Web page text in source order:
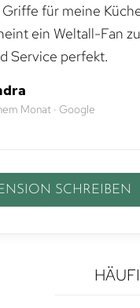
für meine
ein Weltall-Fan
Service perfekt.
Monat · Google
SCHREIBEN